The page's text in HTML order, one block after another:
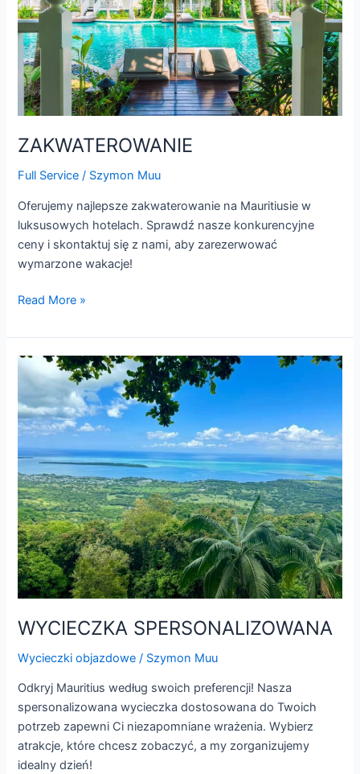
ZAKWATEROWANIE
Full Service / Szymon Muu
Oferujemy najlepsze zakwaterowanie na Mauritiusie w
luksusowych hotelach. Sprawdź nasze konkurencyjne
ceny i skontaktuj się z nami, aby zarezerwować
wymarzone wakacje!
Read More »
WYCIECZKA SPERSONALIZOWANA
Wycieczki objazdowe / Szymon Muu
Odkryj Mauritius według swoich preferencji! Nasza
spersonalizowana wycieczka dostosowana do Twoich
potrzeb zapewni Ci niezapomniane wrażenia. Wybierz
atrakcje, które chcesz zobaczyć, a my zorganizujemy
idealny dzień!
WYCIECZKA
SPERSONALIZOWANA